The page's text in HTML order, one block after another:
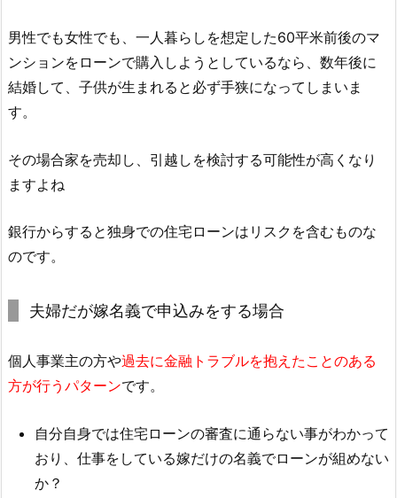
男性でも女性でも、一人暮らしを想定した60平米前後のマ
ンションをローンで購入しようとしているなら、数年後に
結婚して、子供が生まれると必ず手狭になってしまいま
す。
その場合家を売却し、引越しを検討する可能性が高くなり
ますよね
銀行からすると独身での住宅ローンはリスクを含むものな
のです。
夫婦だが嫁名義で申込みをする場合
個人事業主の方や過去に金融トラブルを抱えたことのある
方が行うパターンです。
自分自身では住宅ローンの審査に通らない事がわかって
おり、仕事をしている嫁だけの名義でローンが組めない
か？